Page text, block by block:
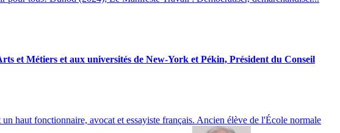
et Métiers et aux universités de New-York et Pékin, Président du Conseil
un haut fonctionnaire, avocat et essayiste français. Ancien élève de l'École normale